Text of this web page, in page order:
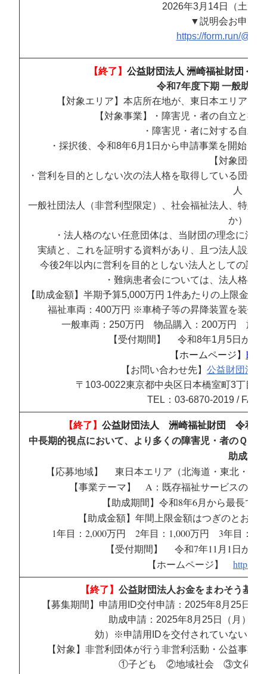
2026年3月14日（土）
▼説明会お申し
https://form.run/
【終了】 公益財団法人 洲崎福祉財団 令
令和7年度下期 一般助成
【対象エリア】本店所在地が、東日本エリア（
【対象事業】・障害児・者の自立と福
・障害児・者に対する自助
・採択後、令和8年6月1日から申請事業を開始し
【対象団体】
・営利を目的としない次の法人格を取得している団体
人
一般社団法人（非営利型限定）、社会福祉法人、特定
か）
・法人格のない任意団体は、当財団の理念に沿
実績と、これを証明する資料があり、且つ法人設立
今後2年以内に営利を目的としない法人としての設
・難病患者会については、法人格の
【助成金額】半期予算5,000万円 1件あたりの上限金額
福祉車両：400万円 ※車椅子等の昇降装置を装備
一般車両：250万円 物品購入：200万円 施
【受付期間】 令和8年1月5日から
【ホームページ】
【お問い合わせ先】 公益財団法人
〒103-0022東京都中央区日本橋室町3丁目2
TEL：03-6870-2019 / FAX
【終了】 公益財団法人 洲崎福祉財団 令和
中長期的視点において、より多くの障害児・者のＱＯ
助成
【応募地域】 東日本エリア（北海道・東北・関
【事業テーマ】 A：既存福祉サービスの
【助成期間】令和8年6月から最長で令
【助成金額】年間上限金額はつぎのとおり
1年目：2,000万円 2年目：1,000万円 3年目：
【受付期間】 令和7年11 月 1 日から
【ホームページ】 https://
【終了】 公益財団法人お金をまわそう基
【募集期間】申請用ID交付申請：2025年8月25日
助成申請：2025年8月25日（月）～ 2025
効）※申請用IDを交付されていない団
【対象】非営利団体が行う非営利活動・公益事業
①子ども ②地域社会 ③文化・